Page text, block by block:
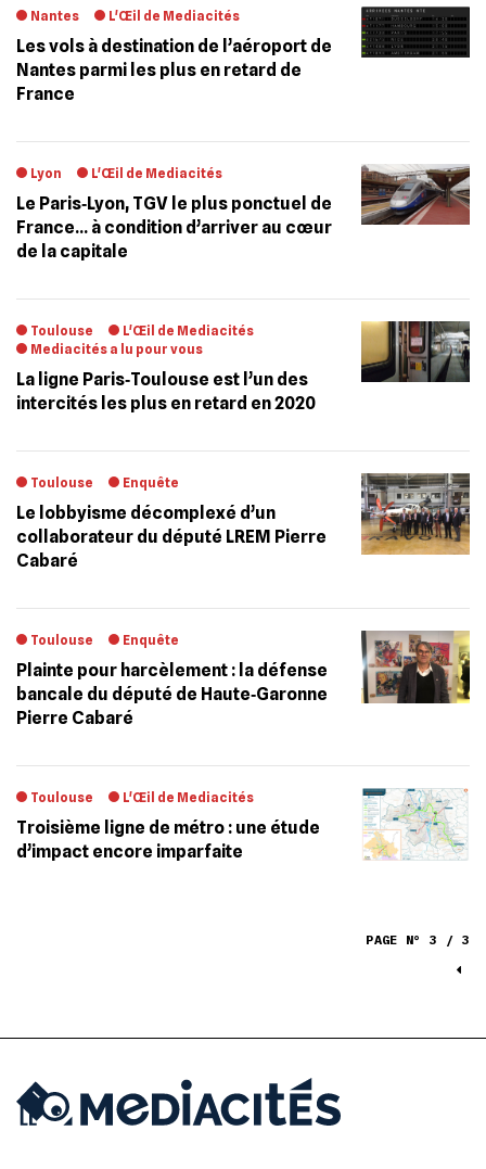
Nantes L'Œil de Mediacités
Les vols à destination de l’aéroport de
Nantes parmi les plus en retard de
France
Lyon L'Œil de Mediacités
Le Paris‐Lyon, TGV le plus ponctuel de
France… à condition d’arriver au cœur
de la capitale
Toulouse
L'Œil de Mediacités
Mediacités a lu pour vous
La ligne Paris‐Toulouse est l’un des
intercités les plus en retard en 2020
Toulouse Enquête
Le lobbyisme décomplexé d’un
collaborateur du député LREM Pierre
Cabaré
Toulouse Enquête
Plainte pour harcèlement : la défense
bancale du député de Haute‐Garonne
Pierre Cabaré
Toulouse L'Œil de Mediacités
Troisième ligne de métro : une étude
d’impact encore imparfaite
PAGE N° 3 / 3